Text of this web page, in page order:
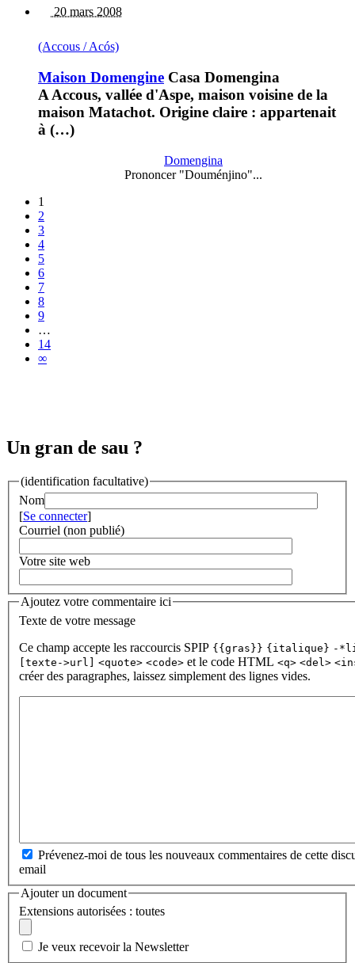
20 mars 2008
(Accous / Acós)
Maison Domengine Casa Domengina
A Accous, vallée d'Aspe, maison voisine de la
maison Matachot. Origine claire : appartenait
à (…)
Domengina
Prononcer "Douménjino"...
1
2
3
4
5
6
7
8
9
…
14
∞
Un gran de sau ?
(identification facultative)
Nom
[Se connecter]
Courriel (non publié)
Votre site web
Ajoutez votre commentaire ici
Texte de votre message
Ce champ accepte les raccourcis SPIP {{gras}} {italique} -
[texte->url] <quote> <code> et le code HTML <q> <del>
créer des paragraphes, laissez simplement des lignes vides.
Prévenez-moi de tous les nouveaux commentaires de cette
email
Ajouter un document
Extensions autorisées : toutes
Je veux recevoir la Newsletter